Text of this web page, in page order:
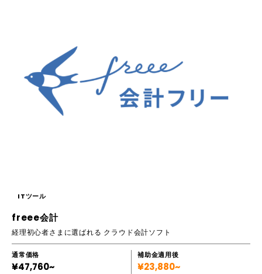
ITツール
freee会計
経理初心者さまに選ばれる クラウド会計ソフト
通常価格
¥47,760~
補助金適用後
¥23,880~